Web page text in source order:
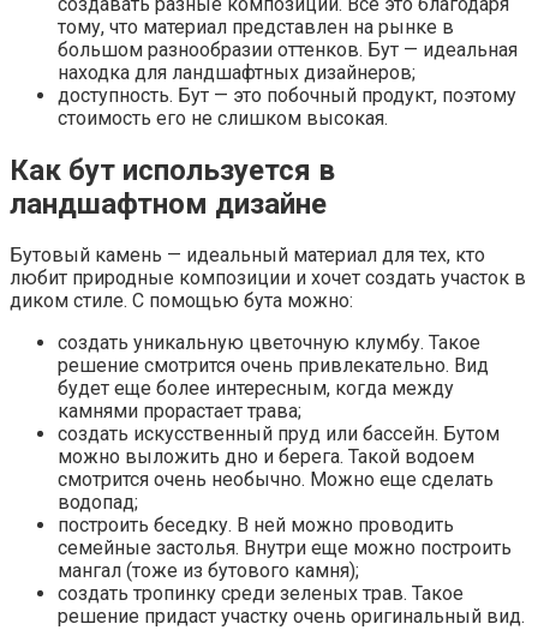
тому, что материал представлен на рынке в
большом разнообразии оттенков. Бут — идеальная
находка для ландшафтных дизайнеров;
доступность. Бут — это побочный продукт, поэтому
стоимость его не слишком высокая.
Как бут используется в
ландшафтном дизайне
Бутовый камень — идеальный материал для тех, кто
любит природные композиции и хочет создать участок в
диком стиле. С помощью бута можно:
создать уникальную цветочную клумбу. Такое
решение смотрится очень привлекательно. Вид
будет еще более интересным, когда между
камнями прорастает трава;
создать искусственный пруд или бассейн. Бутом
можно выложить дно и берега. Такой водоем
смотрится очень необычно. Можно еще сделать
водопад;
построить беседку. В ней можно проводить
семейные застолья. Внутри еще можно построить
мангал (тоже из бутового камня);
создать тропинку среди зеленых трав. Такое
решение придаст участку очень оригинальный вид.